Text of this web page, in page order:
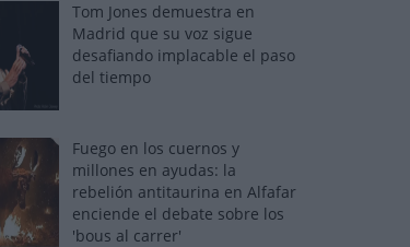
Tom Jones demuestra en
Madrid que su voz sigue
desafiando implacable el paso
del tiempo
Fuego en los cuernos y
millones en ayudas: la
rebelión antitaurina en Alfafar
enciende el debate sobre los
'bous al carrer'